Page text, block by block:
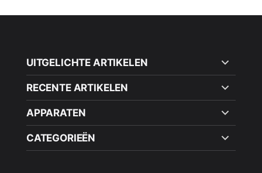
UITGELICHTE ARTIKELEN
RECENTE ARTIKELEN
APPARATEN
CATEGORIEËN